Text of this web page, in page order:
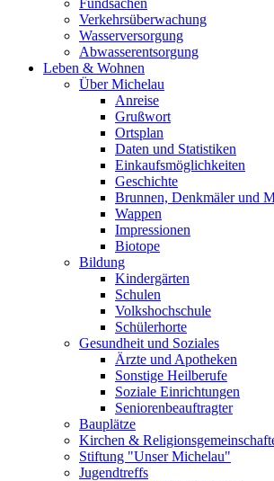
Fundsachen
Verkehrsüberwachung
Wasserversorgung
Abwasserentsorgung
Leben & Wohnen
Über Michelau
Anreise
Grußwort
Ortsplan
Daten und Statistiken
Einkaufsmöglichkeiten
Geschichte
Brunnen, Denkmäler und
Wappen
Impressionen
Biotope
Bildung
Kindergärten
Schulen
Volkshochschule
Schülerhorte
Gesundheit und Soziales
Ärzte und Apotheken
Sonstige Heilberufe
Soziale Einrichtungen
Seniorenbeauftragter
Bauplätze
Kirchen &
Stiftung "Unser Michelau"
Jugendtreffs